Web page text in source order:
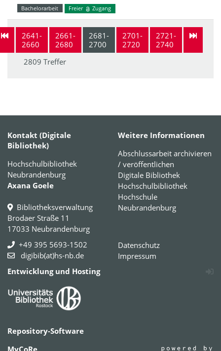
Bachelorarbeit Freier Zugang
2641-
2660
2661-
2680
2681-
2700
2701-
2720
2721-
2740
2809 Treffer
Kontakt (Digitale
Bibliothek)
Hochschulbibliothek
Neubrandenburg
Axana Goele
Bibliotheksverwaltung
Brodaer Straße 11
17033 Neubrandenburg
+49 395 5693-1502
digibib(at)hs-nb.de
Weitere Informationen
Abschlussarbeit archivieren
/ veröffentlichen
Digitale Bibliothek
Hochschulbibliothek
Hochschule
Neubrandenburg
Datenschutz
Impressum
Entwicklung und Hosting
Repository-Software